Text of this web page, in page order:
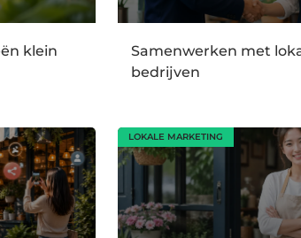
klein
Samenwerken met
bedrijven
LOKALE MARKETING